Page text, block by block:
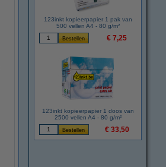
123inkt kopieerpapier 1 pak van
500 vellen A4 - 80 g/m²
€ 7,25
123inkt kopieerpapier 1 doos van
2500 vellen A4 - 80 g/m²
€ 33,50